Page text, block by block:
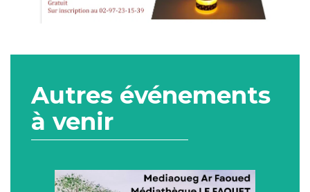
Autres événements
à venir